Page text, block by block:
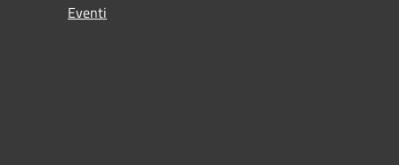
Eventi